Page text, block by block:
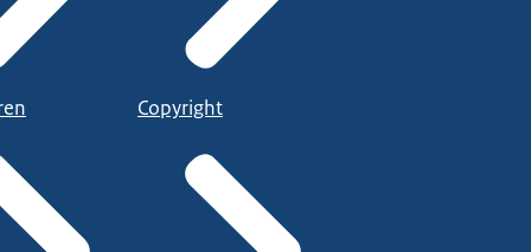
Copyright